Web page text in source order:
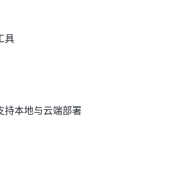
具
持本地与云端部署